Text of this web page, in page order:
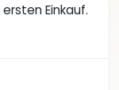
Einkauf.